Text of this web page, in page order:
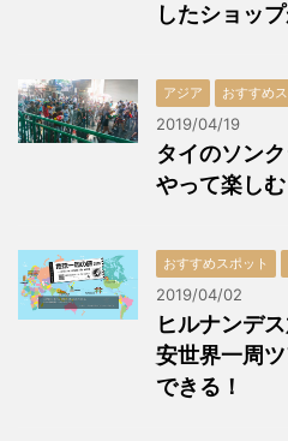
したショッ
アジア おすすめ
2019/04/19
タイのソン
やって楽しむ
おすすめスポット
2019/04/02
ヒルナンデ
安世界一周
できる！